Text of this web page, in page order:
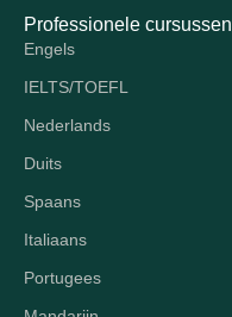
Professionele cursussen
Engels
IELTS/TOEFL
Nederlands
Duits
Spaans
Italiaans
Portugees